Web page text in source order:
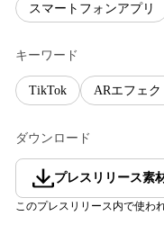
スマートフォンアプリ
キーワード
TikTok ARエフェク
ダウンロード
プレスリリース素
このプレスリリース内で使わ